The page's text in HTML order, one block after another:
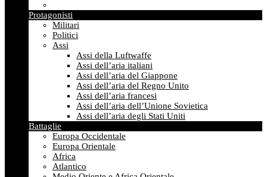
Protagonisti
Militari
Politici
Assi
Assi della Luftwaffe
Assi dell’aria italiani
Assi dell’aria del Giappone
Assi dell’aria del Regno Unito
Assi dell’aria francesi
Assi dell’aria dell’Unione Sovietica
Assi dell’aria degli Stati Uniti
Battaglie
Europa Occidentale
Europa Orientale
Africa
Atlantico